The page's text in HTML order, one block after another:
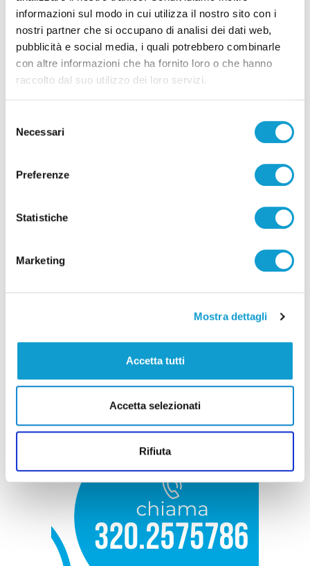
informazioni sul modo in cui utilizza il nostro sito con i
nostri partner che si occupano di analisi dei dati web,
pubblicità e social media, i quali potrebbero combinarle
con altre informazioni che ha fornito loro o che hanno
raccolto dal suo utilizzo dei loro servizi.
delNecessari
Preferenze
Statistiche
Marketing
Mostra dettagli
Accetta tutti
Accetta selezionati
Rifiuta